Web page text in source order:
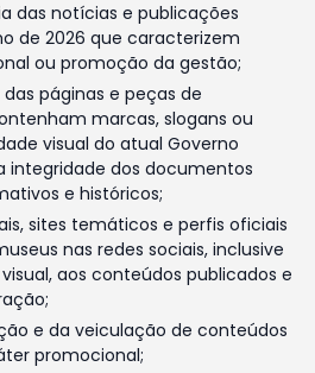
das notícias e publicações
de 2026 que caracterizem
ou promoção da gestão;
páginas e peças de
marcas, slogans ou
visual do atual Governo
integridade dos documentos
e históricos;
sites temáticos e perfis oficiais
nas redes sociais, inclusive
aos conteúdos publicados e
e da veiculação de conteúdos
promocional;